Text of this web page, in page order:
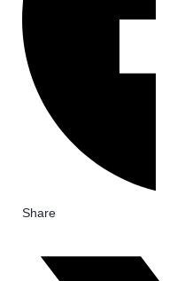
Share